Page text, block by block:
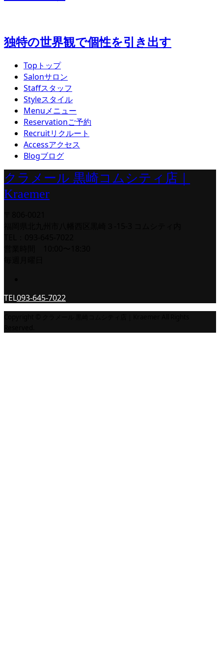
独特の世界観で個性を引き出す
Top トップ
Salonサロン
Staffスタッフ
Styleスタイル
Menuメニュー
Reservationご予約
Recruitリクルート
Accessアクセス
Blogブログ
クラメール 黒崎コムシティ店｜
Kraemer
TEL093-645-7022